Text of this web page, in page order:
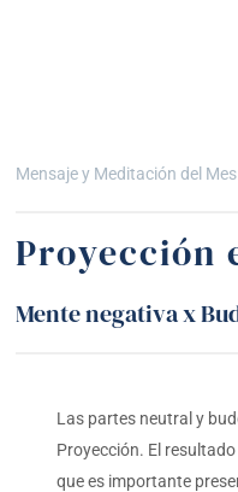
Mensaje y Meditación del
Proyección
Mente negativa x
Las partes neutral y
Proyección. El
que es importante